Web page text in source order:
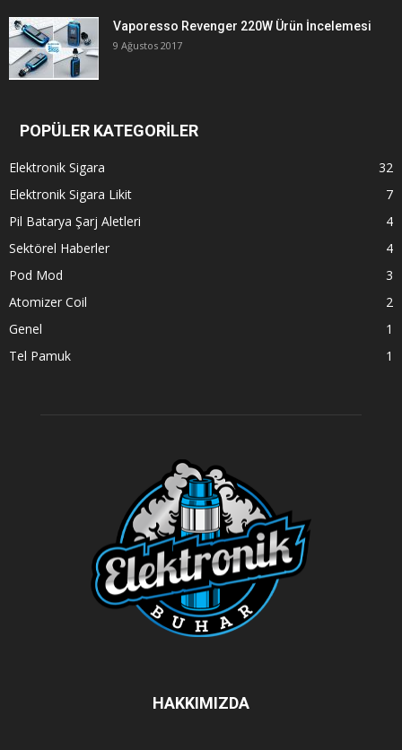
Vaporesso Revenger 220W Ürün İncelemesi
9 Ağustos 2017
POPÜLER KATEGORİLER
Elektronik Sigara
32
Elektronik Sigara Likit
7
Pil Batarya Şarj Aletleri
4
Sektörel Haberler
4
Pod Mod
3
Atomizer Coil
2
Genel
1
Tel Pamuk
1
HAKKIMIZDA